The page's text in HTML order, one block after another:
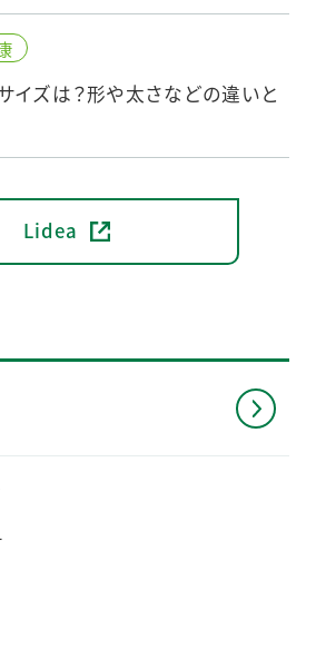
イズは？形や太さなどの違いと
Lidea